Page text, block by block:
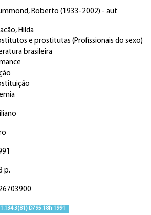
Roberto (1933-2002) - aut
Hilda
e prostitutas (Profissionais do sexo)
brasileira
p.
D795.18h 1991